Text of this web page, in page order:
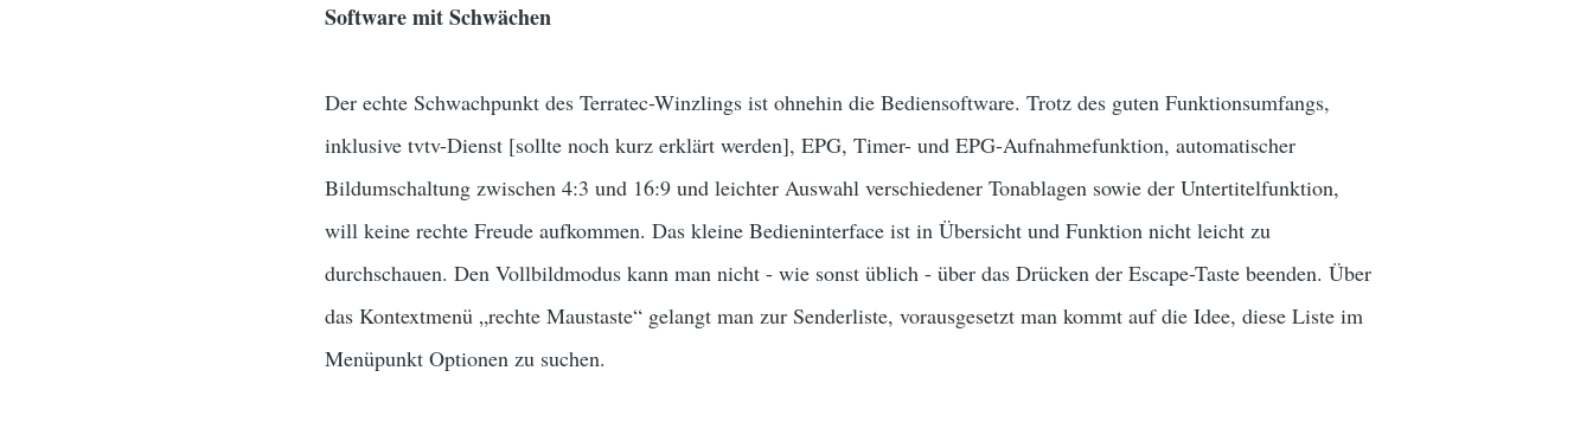
Software mit Schwächen
Der echte Schwachpunkt des Terratec-Winzlings ist ohnehin die Bediensoftware. Trotz des guten Funktionsumfangs,
inklusive tvtv-Dienst [sollte noch kurz erklärt werden], EPG, Timer- und EPG-Aufnahmefunktion, automatischer
Bildumschaltung zwischen 4:3 und 16:9 und leichter Auswahl verschiedener Tonablagen sowie der Untertitelfunktion,
will keine rechte Freude aufkommen. Das kleine Bedieninterface ist in Übersicht und Funktion nicht leicht zu
durchschauen. Den Vollbildmodus kann man nicht - wie sonst üblich - über das Drücken der Escape-Taste beenden. Über
das Kontextmenü „rechte Maustaste“ gelangt man zur Senderliste, vorausgesetzt man kommt auf die Idee, diese Liste im
Menüpunkt Optionen zu suchen.